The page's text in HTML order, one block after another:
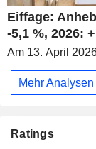
Eiffage:
-5,1 %, 2026:
Am 13. April
Mehr Analysen
Ratings